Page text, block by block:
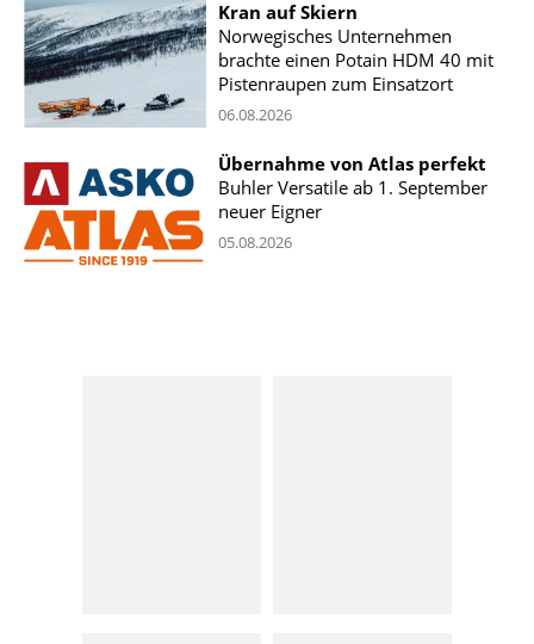
Kran auf Skiern
Norwegisches Unternehmen
brachte einen Potain HDM 40 mit
Pistenraupen zum Einsatzort
06.08.2026
Übernahme von Atlas perfekt
Buhler Versatile ab 1. September
neuer Eigner
05.08.2026